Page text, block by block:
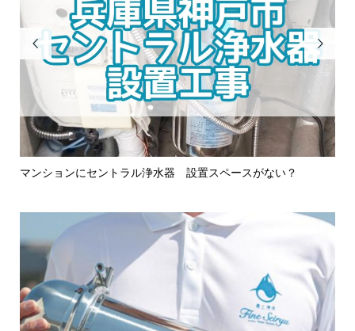

マンションにセントラル浄水器 設置スペースがない？
